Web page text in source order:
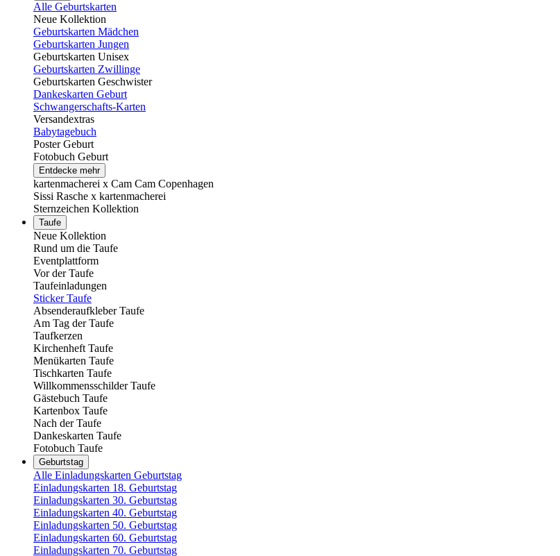
Alle Geburtskarten
Neue Kollektion
Geburtskarten Mädchen
Geburtskarten Jungen
Geburtskarten Unisex
Geburtskarten Zwillinge
Geburtskarten Geschwister
Dankeskarten Geburt
Schwangerschafts-Karten
Versandextras
Babytagebuch
Poster Geburt
Fotobuch Geburt
Entdecke mehr
kartenmacherei x Cam Cam Copenhagen
Sissi Rasche x kartenmacherei
Sternzeichen Kollektion
Taufe
Neue Kollektion
Rund um die Taufe
Eventplattform
Vor der Taufe
Taufeinladungen
Sticker Taufe
Absenderaufkleber Taufe
Am Tag der Taufe
Taufkerzen
Kirchenheft Taufe
Menükarten Taufe
Tischkarten Taufe
Willkommensschilder Taufe
Gästebuch Taufe
Kartenbox Taufe
Nach der Taufe
Dankeskarten Taufe
Fotobuch Taufe
Geburtstag
Alle Einladungskarten Geburtstag
Einladungskarten 18. Geburtstag
Einladungskarten 30. Geburtstag
Einladungskarten 40. Geburtstag
Einladungskarten 50. Geburtstag
Einladungskarten 60. Geburtstag
Einladungskarten 70. Geburtstag